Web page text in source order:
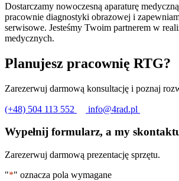
Dostarczamy nowoczesną aparaturę
pracownie diagnostyki obrazowej i
serwisowe. Jesteśmy Twoim partnerem w
medycznych.
Planujesz pracownię RTG?
Zarezerwuj darmową konsultację i poznaj
(+48) 504 113 552 info@4rad.pl
Wypełnij formularz, a my
Zarezerwuj darmową prezentację sprzętu.
"*" oznacza pola wymagane